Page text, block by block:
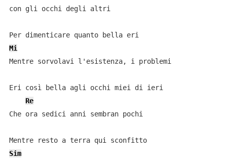
con gli occhi degli altri
Mi
Mentre sorvolavi l'esistenza, i problemi
Eri così bella agli occhi miei di ieri
Re
Che ora sedici anni sembran pochi
Mentre resto a terra qui sconfitto
Sim